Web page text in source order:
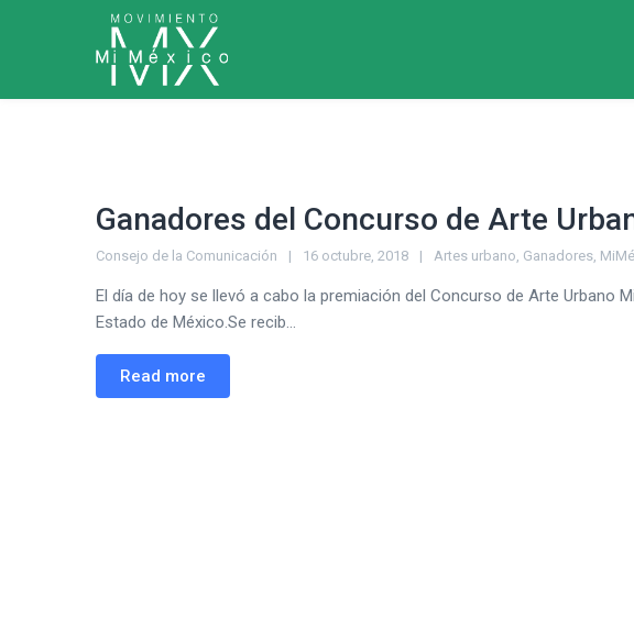
Ganadores del Concurso de Arte
Consejo de la Comunicación 16 octubre, 2018 Artes urbano, Ganadores,
El día de hoy se llevó a cabo la premiación del Concurso de Arte Urbano
Estado de México.Se recib...
Read more